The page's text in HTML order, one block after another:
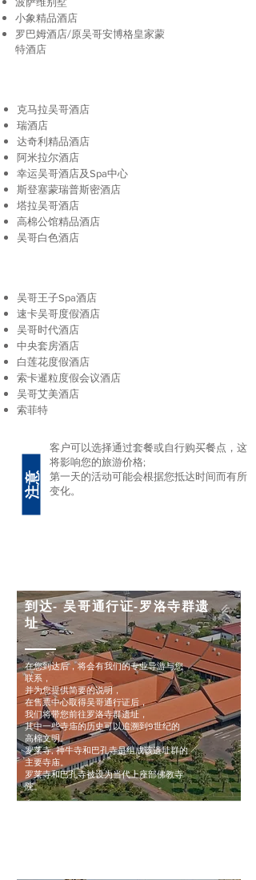
小象精品酒店
罗巴姆酒店/原吴哥安博格皇家蒙
特酒店
克马拉吴哥酒店
瑞酒店
达奇利精品酒店
阿米拉尔酒店
幸运吴哥酒店及Spa中心
斯登塞蒙瑞普斯密酒店
塔拉吴哥酒店
高棉公馆精品酒店
吴哥白色酒店
吴哥王子Spa酒店
速卡吴哥度假酒店
吴哥时代酒店
中央套房酒店
白莲花度假酒店
索卡暹粒度假会议酒店
吴哥艾美酒店
索菲特
客户可以选择通过套餐或自行购买餐点，这
将影响您的旅游价格;
第一天的活动可能会根据您抵达时间而有所
变化。
注意
到达- 吴哥通行证-罗洛寺群遗
址
在您到达后，将会有我们的专业导游与您
联系，
并为您提供简要的说明，
在售票中心取得吴哥通行证后，
我们将带您前往罗洛寺群遗址，
其中一些寺庙的历史可以追溯到9世纪的
高棉文明。
罗莱寺, 神牛寺和巴孔寺是组成该遗址群的
主要寺庙。
罗莱寺和巴孔寺被设为当代上座部佛教寺
院。